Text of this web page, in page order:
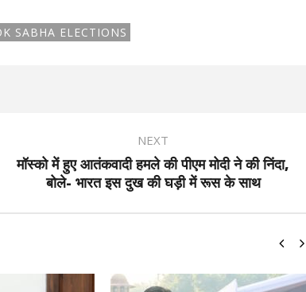
SABHA ELECTIONS
NEXT
मॉस्को में हुए आतंकवादी हमले की पीएम मोदी ने की निंदा,
बोले- भारत इस दुख की घड़ी में रूस के साथ